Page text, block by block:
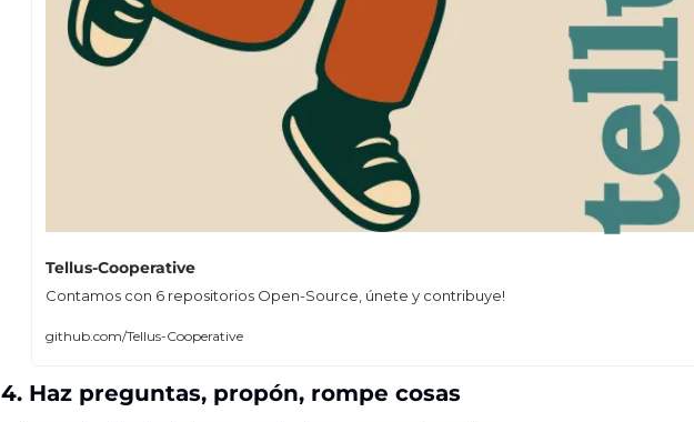
Tellus-Cooperative
Contamos con 6 repositorios Open-Source, únete y contribuye!
github.com/Tellus-Cooperative
4. Haz preguntas, propón, rompe cosas